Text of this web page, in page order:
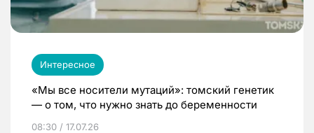
Интересное
«Мы все носители мутаций»: томский генетик
— о том, что нужно знать до беременности
08:30 / 17.07.26